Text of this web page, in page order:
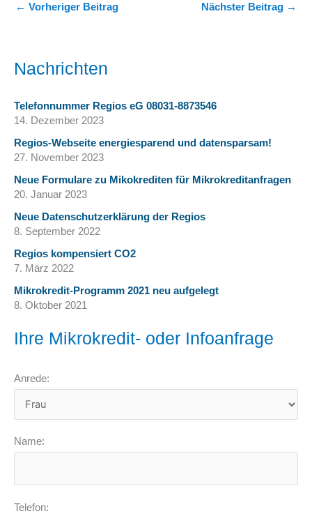
← Vorheriger Beitrag Nächster Beitrag →
Nachrichten
Telefonnummer Regios eG 08031-8873546
14. Dezember 2023
Regios-Webseite energiesparend und datensparsam!
27. November 2023
Neue Formulare zu Mikokrediten für Mikrokreditanfragen
20. Januar 2023
Neue Datenschutzerklärung der Regios
8. September 2022
Regios kompensiert CO2
7. März 2022
Mikrokredit-Programm 2021 neu aufgelegt
8. Oktober 2021
Ihre Mikrokredit- oder Infoanfrage
Anrede:
Name:
Telefon: